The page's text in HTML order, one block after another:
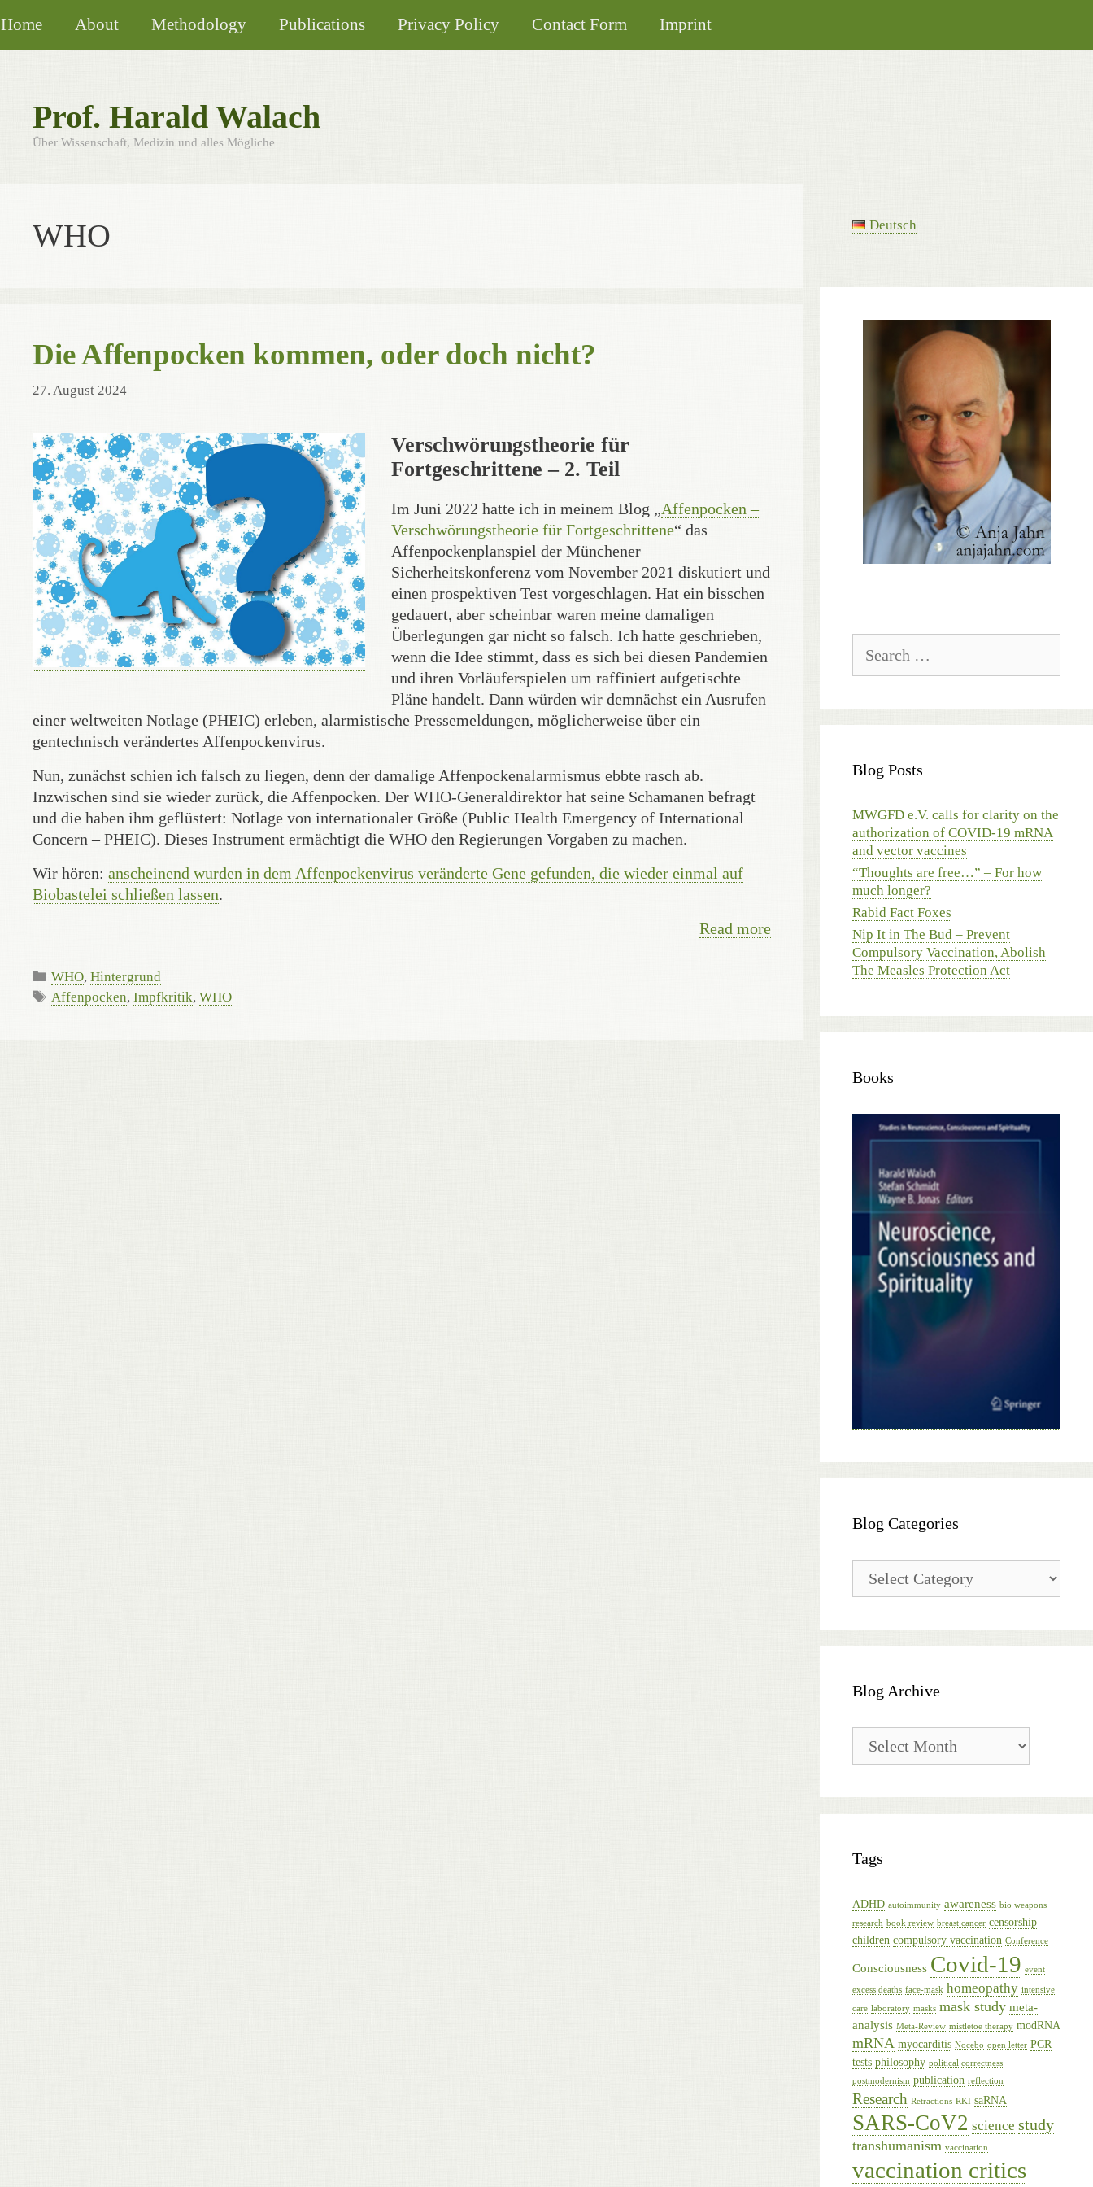
to
content
Home About Methodology Publications Privacy Policy Contact Form Imprint
Prof. Harald Walach
Über Wissenschaft, Medizin und alles Mögliche
WHO
Die Affenpocken kommen, oder doch nicht?
27. August 2024
Verschwörungstheorie für
Fortgeschrittene – 2. Teil
Im Juni 2022 hatte ich in meinem Blog „Affenpocken –
Verschwörungstheorie für Fortgeschrittene“ das
Affenpockenplanspiel der Münchener
Sicherheitskonferenz vom November 2021 diskutiert und
einen prospektiven Test vorgeschlagen. Hat ein bisschen
gedauert, aber scheinbar waren meine damaligen
Überlegungen gar nicht so falsch. Ich hatte geschrieben,
wenn die Idee stimmt, dass es sich bei diesen Pandemien
und ihren Vorläuferspielen um raffiniert aufgetischte
Pläne handelt. Dann würden wir demnächst ein Ausrufen
einer weltweiten Notlage (PHEIC) erleben, alarmistische Pressemeldungen, möglicherweise über ein
gentechnisch verändertes Affenpockenvirus.
Nun, zunächst schien ich falsch zu liegen, denn der damalige Affenpockenalarmismus ebbte rasch ab.
Inzwischen sind sie wieder zurück, die Affenpocken. Der WHO-Generaldirektor hat seine Schamanen befragt
und die haben ihm geflüstert: Notlage von internationaler Größe (Public Health Emergency of International
Concern – PHEIC). Dieses Instrument ermächtigt die WHO den Regierungen Vorgaben zu machen.
Wir hören: anscheinend wurden in dem Affenpockenvirus veränderte Gene gefunden, die wieder einmal auf
Biobastelei schließen lassen.
Read more
Categories
WHO,Hintergrund
Tags
Affenpocken,Impfkritik,WHO
Deutsch
for:
Blog Posts
MWGFD e.V. calls for clarity on the
authorization of COVID-19 mRNA
and vector vaccines
“Thoughts are free…” – For how
much longer?
Rabid Fact Foxes
Nip It in The Bud – Prevent
Compulsory Vaccination, Abolish
The Measles Protection Act
Books
Blog Categories
Categories
Blog Archive
Archive
Tags
ADHD autoimmunity awareness bio weapons
research book review breast cancer censorship
children compulsory vaccination Conference
Consciousness Covid-19 event
excess deaths face-mask homeopathy intensive
care laboratory masks mask study meta-
analysis Meta-Review mistletoe therapy modRNA
mRNA myocarditis Nocebo open letter PCR
tests philosophy political correctness
postmodernism publication reflection
Research Retractions RKI saRNA
SARS-CoV2 science study
transhumanism vaccination
vaccination critics